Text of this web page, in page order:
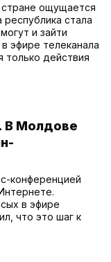
ощущается
стала
и зайти
эфире телеканала
только действия
В Молдове
конференцией
в эфире
что это шаг к